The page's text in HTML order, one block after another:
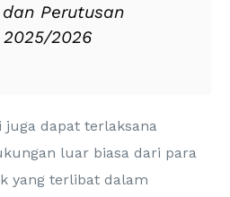
Perutusan
2025/2026
juga dapat terlaksana
luar biasa dari para
yang terlibat dalam